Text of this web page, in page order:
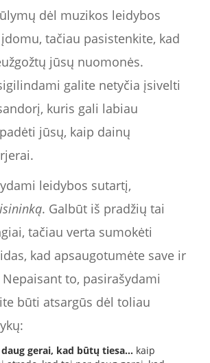
dėl muzikos leidybos
tačiau pasistenkite, kad
jūsų nuomonės.
galite netyčia įsivelti
kuris gali labiau
jūsų, kaip dainų
leidybos sutartį,
. Galbūt iš pradžių tai
tačiau verta sumokėti
kad apsaugotumėte save ir
to, pasirašydami
būti atsargūs dėl toliau
gerai, kad būtų tiesa... kaip